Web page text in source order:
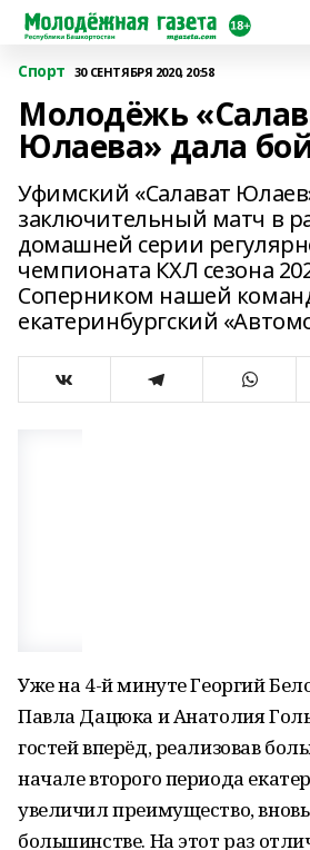
Спорт 30 СЕНТЯБРЯ 2020, 20:58
Молодёжь
Юлаева» дала
Уфимский «Салават
заключительный матч в
домашней серии
чемпионата КХЛ сезона
Соперником нашей
екатеринбургский
Уже на 4-й минуте Георгий
Павла Дацюка и Анатолия
гостей вперёд, реализовав
начале второго периода
увеличил преимущество, вновь
большинстве. На этот раз